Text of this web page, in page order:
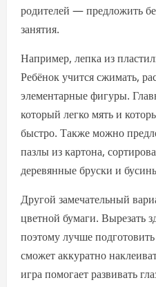
родителей — предложить
занятия.
Например, лепка из
Ребёнок учится сжимать,
элементарные фигуры.
который легко мять и
быстро. Также можно
пазлы из картона,
деревянные бруски и
Другой замечательный
цветной бумаги. Вырезать
поэтому лучше
сможет аккуратно
игра помогает развивать